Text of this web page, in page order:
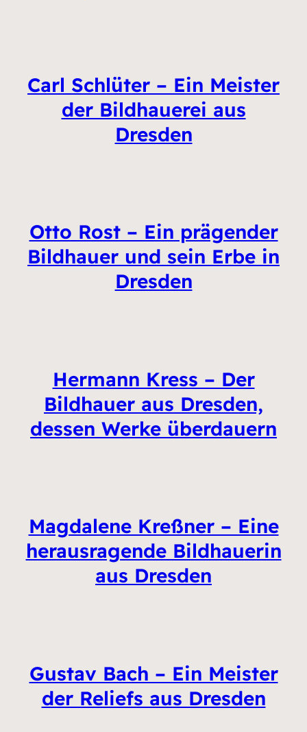
Carl Schlüter – Ein Meister
der Bildhauerei aus
Dresden
Otto Rost – Ein prägender
Bildhauer und sein Erbe in
Dresden
Hermann Kress – Der
Bildhauer aus Dresden,
dessen Werke überdauern
Magdalene Kreßner – Eine
herausragende Bildhauerin
aus Dresden
Gustav Bach – Ein Meister
der Reliefs aus Dresden